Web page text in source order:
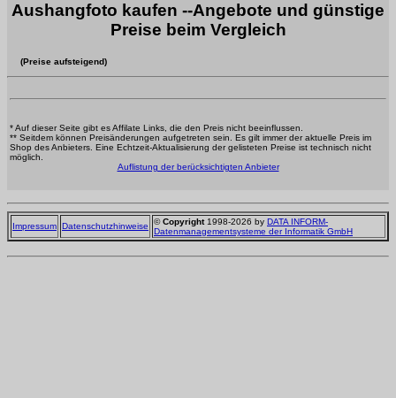
Aushangfoto kaufen --Angebote und günstige
Preise beim Vergleich
(Preise aufsteigend)
* Auf dieser Seite gibt es Affilate Links, die den Preis nicht beeinflussen.
** Seitdem können Preisänderungen aufgetreten sein. Es gilt immer der aktuelle Preis im
Shop des Anbieters. Eine Echtzeit-Aktualisierung der gelisteten Preise ist technisch nicht
möglich.
Auflistung der berücksichtigten Anbieter
Impressum Datenschutzhinweise ©Copyright1998-2026 by DATA INFORM-
Datenmanagementsysteme der Informatik GmbH